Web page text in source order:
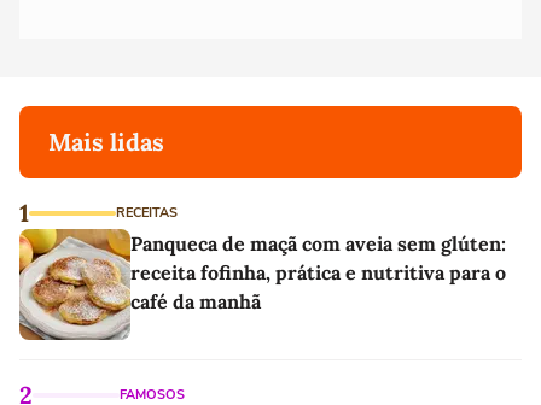
Mais lidas
1 RECEITAS
Panqueca de maçã com aveia sem glúten:
receita fofinha, prática e nutritiva para o
café da manhã
2 FAMOSOS